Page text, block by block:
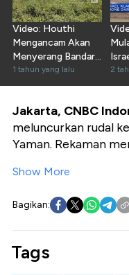
Video: Houthi
Mengancam Akan
Menyerang Bandara
Utama di Israel
1 tahun yang lalu 2
Jakarta, CNBC
meluncurkan rudal
Yaman. Rekaman
Show More
Bagikan:
Tags